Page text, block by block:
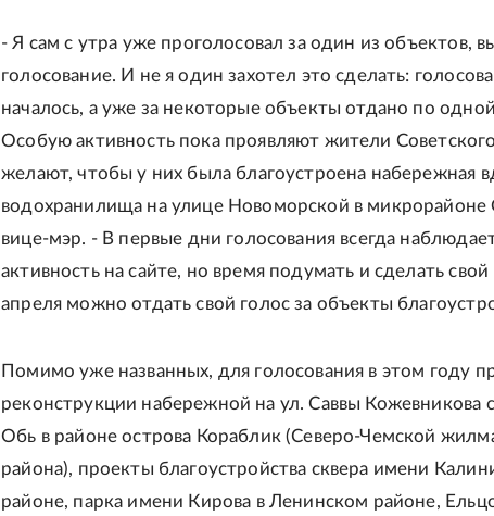
- Я сам с утра уже проголосовал за один из объектов,
голосование. И не я один захотел это сделать:
началось, а уже за некоторые объекты отдано по
Особую активность пока проявляют жители
желают, чтобы у них была благоустроена набережная
водохранилища на улице Новоморской в микрорайоне
вице-мэр. - В первые дни голосования всегда
активность на сайте, но время подумать и сделать
апреля можно отдать свой голос за объекты
Помимо уже названных, для голосования в этом году
реконструкции набережной на ул. Саввы Кожевникова
Обь в районе острова Кораблик (Северо-Чемской
района), проекты благоустройства сквера имени
районе, парка имени Кирова в Ленинском районе,